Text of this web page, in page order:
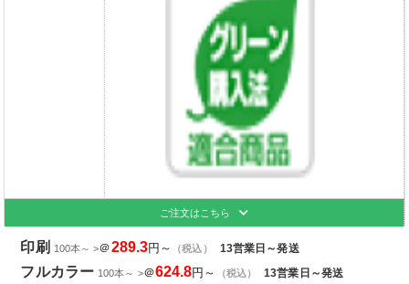
ご注文はこちら
印刷 100本～ >＠289.3円～ （税込） 13営業日～発送
フルカラー 100本～ >＠624.8円～ （税込） 13営業日～発送